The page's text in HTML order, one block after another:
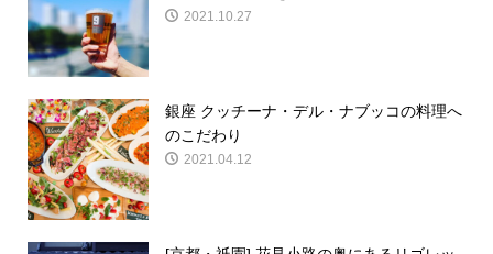
2021.10.27
銀座 クッチーナ・デル・ナブッコの料理へ
のこだわり
2021.04.12